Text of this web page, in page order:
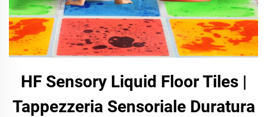
HF Sensory Liquid Floor Tiles |
Tappezzeria Sensoriale Duratura